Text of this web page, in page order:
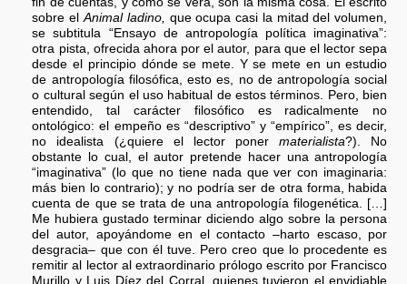
sobre el Animal ladino, que ocupa casi la mitad del volumen,
se subtitula “Ensayo de antropología política imaginativa”:
otra pista, ofrecida ahora por el autor, para que el lector sepa
desde el principio dónde se mete. Y se mete en un estudio
de antropología filosófica, esto es, no de antropología social
o cultural según el uso habitual de estos términos. Pero, bien
entendido, tal carácter filosófico es radicalmente no
ontológico: el empeño es “descriptivo” y “empírico”, es decir,
no idealista (¿quiere el lector ponermaterialista?). No
obstante lo cual, el autor pretende hacer una antropología
“imaginativa” (lo que no tiene nada que ver con imaginaria:
más bien lo contrario); y no podría ser de otra forma, habida
cuenta de que se trata de una antropología filogenética. […]
Me hubiera gustado terminar diciendo algo sobre la persona
del autor, apoyándome en el contacto –harto escaso, por
desgracia– que con él tuve. Pero creo que lo procedente es
remitir al lector al extraordinario prólogo escrito por Francisco
Murillo y Luis Díez del Corral, quienes tuvieron el envidiable